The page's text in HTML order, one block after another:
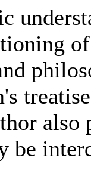
be